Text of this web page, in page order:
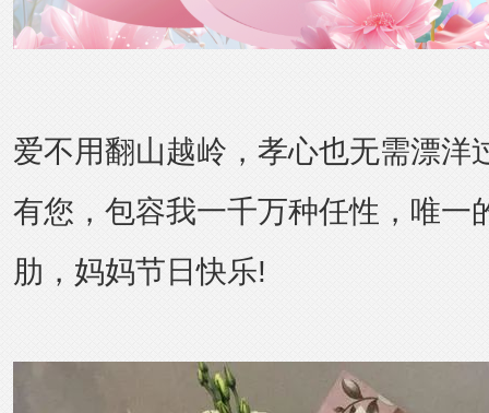
爱不用翻山越岭，孝心也无需漂洋
有您，包容我一千万种任性，唯一
肋，妈妈节日快乐!